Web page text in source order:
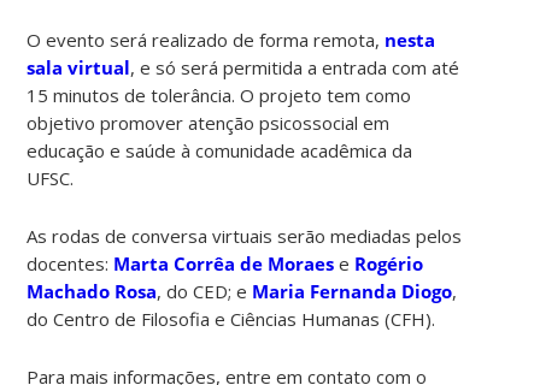
O evento será realizado de forma remota, nesta
sala virtual, e só será permitida a entrada com até
15 minutos de tolerância. O projeto tem como
objetivo promover atenção psicossocial em
educação e saúde à comunidade acadêmica da
UFSC.
As rodas de conversa virtuais serão mediadas pelos
docentes: Marta Corrêa de Moraes e Rogério
Machado Rosa, do CED; e Maria Fernanda Diogo,
do Centro de Filosofia e Ciências Humanas (CFH).
Para mais informações, entre em contato com o